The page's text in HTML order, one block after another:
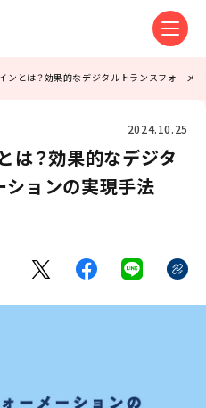
ンとは？効果的なデジタルトランスフォーメ
2024.10.25
は？効果的なデジタ
ションの実現手法